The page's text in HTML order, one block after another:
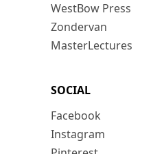
WestBow Press
Zondervan
MasterLectures
SOCIAL
Facebook
Instagram